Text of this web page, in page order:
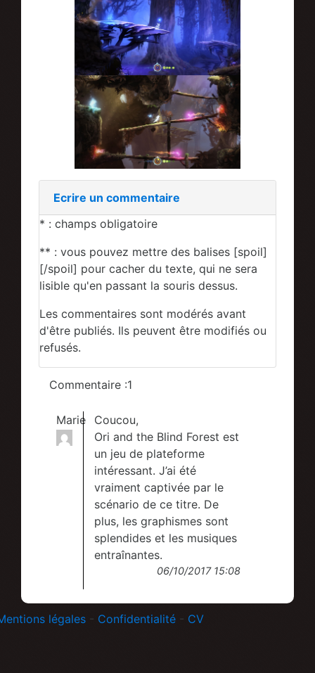
Ecrire un commentaire
* : champs obligatoire
** : vous pouvez mettre des balises [spoil]
[/spoil] pour cacher du texte, qui ne sera
lisible qu'en passant la souris dessus.
Les commentaires sont modérés avant
d'être publiés. Ils peuvent être modifiés ou
refusés.
Commentaire :1
Marie
Coucou,
Ori and the Blind Forest est
un jeu de plateforme
intéressant. J’ai été
vraiment captivée par le
scénario de ce titre. De
plus, les graphismes sont
splendides et les musiques
entraînantes.
06/10/2017 15:08
légales - Confidentialité - CV